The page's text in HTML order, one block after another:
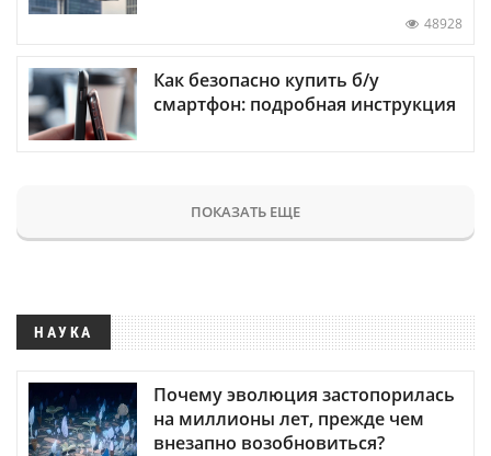
48928
Как безопасно купить б/у
смартфон: подробная инструкция
ПОКАЗАТЬ ЕЩЕ
НАУКА
Почему эволюция застопорилась
на миллионы лет, прежде чем
внезапно возобновиться?